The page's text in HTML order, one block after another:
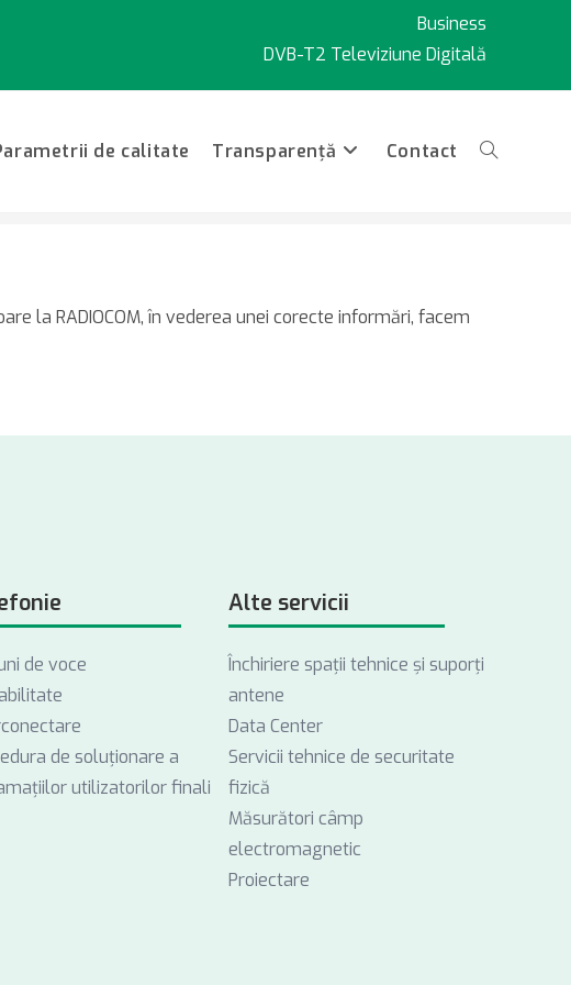
Business
DVB-T2 Televiziune Digitală
de calitate Transparență Contact Toggle
la RADIOCOM, în vederea unei corecte informări, facem
de voce
de soluționare a
utilizatorilor finali
Alte servicii
Închiriere spații tehnice și suporți
antene
Data Center
Servicii tehnice de securitate
fizică
Măsurători câmp
electromagnetic
Proiectare